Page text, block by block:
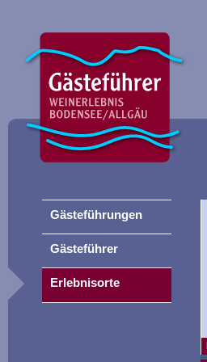
Gästeführungen
Gästeführer
Erlebnisorte